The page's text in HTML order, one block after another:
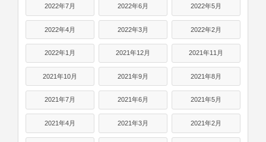
2022年7月 2022年6月 2022年5月
2022年4月 2022年3月 2022年2月
2022年1月 2021年12月 2021年11月
2021年10月 2021年9月 2021年8月
2021年7月 2021年6月 2021年5月
2021年4月 2021年3月 2021年2月